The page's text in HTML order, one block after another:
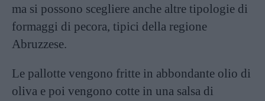
ma si possono scegliere anche altre tipologie di
formaggi di pecora, tipici della regione
Abruzzese.
Le pallotte vengono fritte in abbondante olio di
oliva e poi vengono cotte in una salsa di